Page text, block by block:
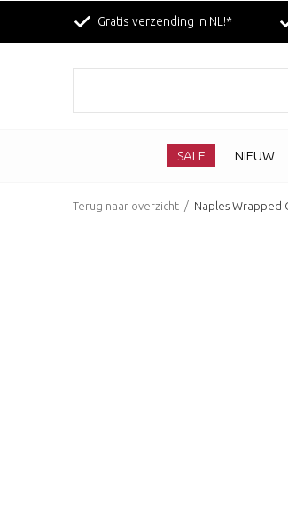
SALE NIEUW
Gratis verzending in NL!*
Terug naar overzicht Naples Wrapped